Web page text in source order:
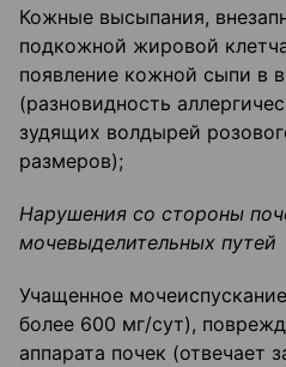
Кожные высыпания,
подкожной жировой
появление кожной сыпи в
(разновидность
зудящих волдырей
размеров);
Нарушения со стороны
мочевыделительных путей
Учащенное
более 600 мг/сут),
аппарата почек (отвечает